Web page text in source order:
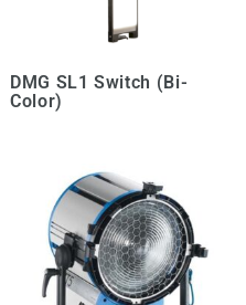
DMG SL1 Switch (Bi-
Color)